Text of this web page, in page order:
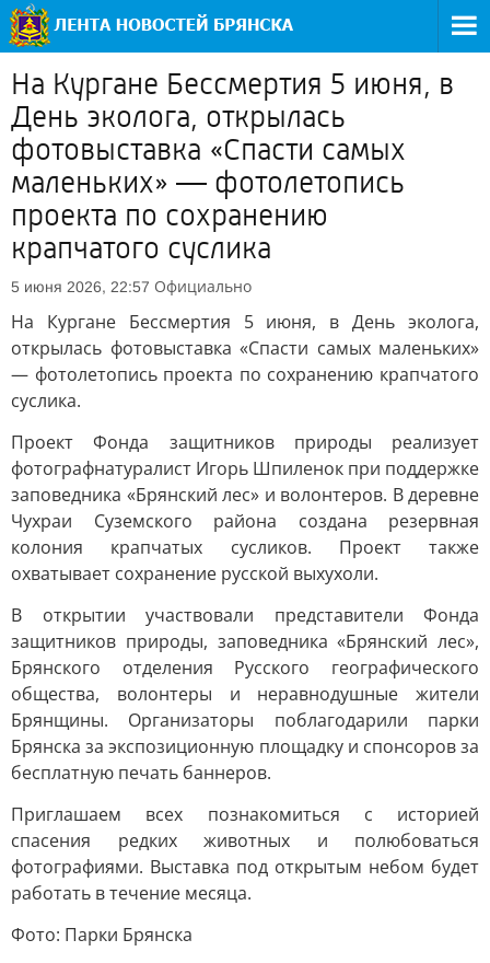
На Кургане Бессмертия 5 июня, в
День эколога, открылась
фотовыставка «Спасти самых
маленьких» — фотолетопись
проекта по сохранению
крапчатого суслика
5 июня 2026, 22:57 Официально
На Кургане Бессмертия 5 июня, в День эколога,
открылась фотовыставка «Спасти самых маленьких»
— фотолетопись проекта по сохранению крапчатого
суслика.
Проект Фонда защитников природы реализует
фотографнатуралист Игорь Шпиленок при поддержке
заповедника «Брянский лес» и волонтеров. В деревне
Чухраи Суземского района создана резервная
колония крапчатых сусликов. Проект также
охватывает сохранение русской выхухоли.
В открытии участвовали представители Фонда
защитников природы, заповедника «Брянский лес»,
Брянского отделения Русского географического
общества, волонтеры и неравнодушные жители
Брянщины. Организаторы поблагодарили парки
Брянска за экспозиционную площадку и спонсоров за
бесплатную печать баннеров.
Приглашаем всех познакомиться с историей
спасения редких животных и полюбоваться
фотографиями. Выставка под открытым небом будет
работать в течение месяца.
Фото: Парки Брянска